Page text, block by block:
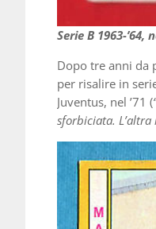
Serie B 1963-’64,
Dopo tre anni da
per risalire in
Juventus, nel ’71 (
sforbiciata. L’altra